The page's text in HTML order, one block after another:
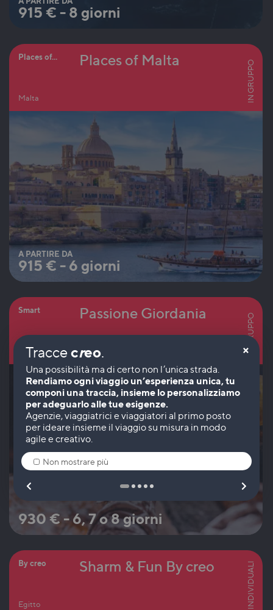
915 € - 8 giorni
Places of...
Malta
Places of Malta IN GRUPPO
A PARTIRE DA
915 € - 6 giorni
Smart
Giordania
Passione Giordania IN GRUPPO
930 €- 6, 7 o 8 giorni
By creo
Egitto
Sharm & Fun By creo INDIVIDUALI
Traccecreo. ×
Rendiamo ogni viaggio un’esperienza unica, tu
componi una traccia, insieme lo personalizziamo
per adeguarlo alle tue esigenze.
Non mostrare più